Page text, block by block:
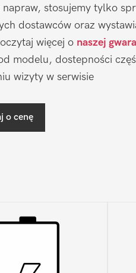
napraw, stosujemy tylko
dostawców oraz
więcej o naszej
modelu, dostepności
wizyty w serwisie
o cenę